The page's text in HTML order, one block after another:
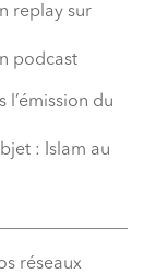
replay sur
podcast
l’émission du
: Islam au
réseaux